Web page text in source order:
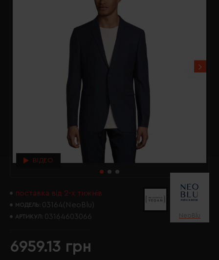
ВІДЕО
поставка від 2-х тижнів
МОДЕЛЬ: 03164(NeoBlu)
АРТИКУЛ: 03164603066 NeoBlu
6959.13 грн